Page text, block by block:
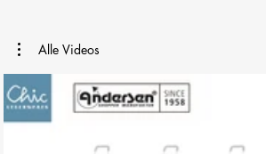
Alle Videos